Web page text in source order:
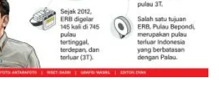
Berdaulat 2026